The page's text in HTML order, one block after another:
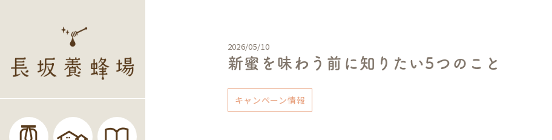
2026/05/10
新蜜を味わう前に知りたい5つのこと
キャンペーン情報